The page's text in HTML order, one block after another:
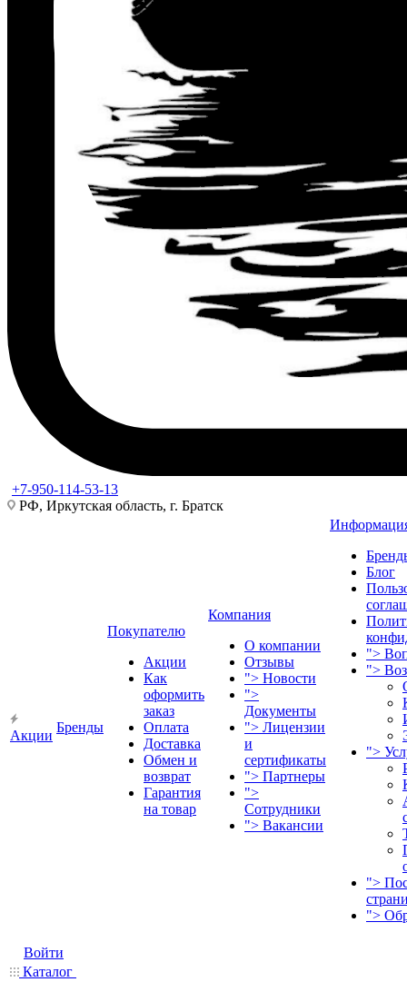
+7-950-114-53-13
РФ, Иркутская область, г. Братск
Акции
Бренды
Покупателю
Акции
Как
оформить
заказ
Оплата
Доставка
Обмен и
возврат
Гарантия
на товар
Компания
О компании
Отзывы
"> Новости
">
Документы
"> Лицензии
и
сертификаты
"> Партнеры
">
Сотрудники
"> Вакансии
Блог
">
">
">
">
">
Войти
Каталог